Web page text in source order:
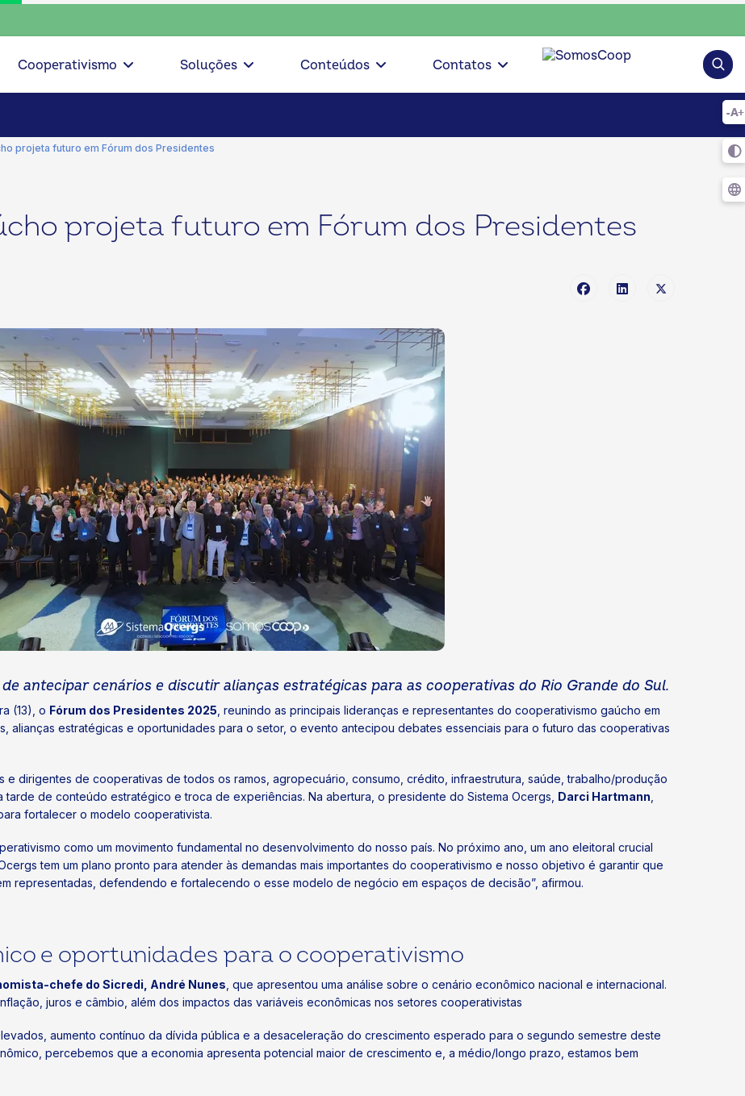
consciente, escolha o coop • escolha consciente, escolha o coop • escolha consciente, escolha o coop • escolha
Cooperativismo Soluções Conteúdos Contatos
projeta futuro em Fórum dos Presidentes
projeta futuro em Fórum dos Presidentes
antecipar cenários e discutir alianças estratégicas para as cooperativas do Rio Grande do Sul.
(13), o Fórum dos Presidentes 2025 , reunindo as principais lideranças e representantes do cooperativismo gaúcho em
alianças estratégicas e oportunidades para o setor, o evento antecipou debates essenciais para o futuro das cooperativas
e dirigentes de cooperativas de todos os ramos, agropecuário, consumo, crédito, infraestrutura, saúde, trabalho/produção
de conteúdo estratégico e troca de experiências. Na abertura, o presidente do Sistema Ocergs, Darci Hartmann
fortalecer o modelo cooperativista.
como um movimento fundamental no desenvolvimento do nosso país. No próximo ano, um ano eleitoral crucial
tem um plano pronto para atender às demandas mais importantes do cooperativismo e nosso objetivo é garantir que
representadas, defendendo e fortalecendo o esse modelo de negócio em espaços de decisão”, afirmou.
e oportunidades para o cooperativismo
chefe do Sicredi, André Nunes , que apresentou uma análise sobre o cenário econômico nacional e internacional.
juros e câmbio, além dos impactos das variáveis econômicas nos setores cooperativistas
aumento contínuo da dívida pública e a desaceleração do crescimento esperado para o segundo semestre deste
percebemos que a economia apresenta potencial maior de crescimento e, a médio/longo prazo, estamos bem